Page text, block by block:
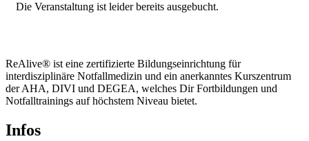
Die Veranstaltung ist leider bereits ausgebucht.
ReAlive® ist eine zertifizierte Bildungseinrichtung für
interdisziplinäre Notfallmedizin und ein anerkanntes Kurszentrum
der AHA, DIVI und DEGEA, welches Dir Fortbildungen und
Notfalltrainings auf höchstem Niveau bietet.
Infos